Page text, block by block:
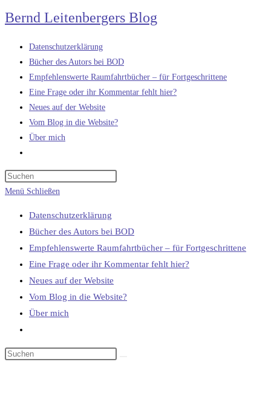
Zum
Inhalt
springen
Bernd Leitenbergers Blog
Datenschutzerklärung
Bücher des Autors bei BOD
Empfehlenswerte Raumfahrtbücher – für Fortgeschrittene
Eine Frage oder ihr Kommentar fehlt hier?
Neues auf der Website
Vom Blog in die Website?
Über mich
umschalten
Menü Schließen
Datenschutzerklärung
Bücher des Autors bei BOD
Empfehlenswerte Raumfahrtbücher – für Fortgeschrittene
Eine Frage oder ihr Kommentar fehlt hier?
Neues auf der Website
Vom Blog in die Website?
Über mich
umschalten